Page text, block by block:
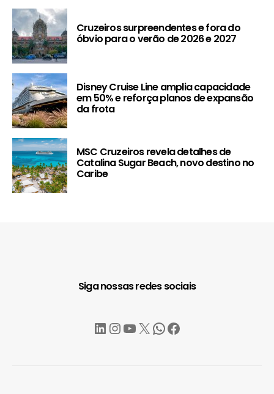
Cruzeiros surpreendentes e fora do
óbvio para o verão de 2026 e 2027
Disney Cruise Line amplia capacidade
em 50% e reforça planos de expansão
da frota
MSC Cruzeiros revela detalhes de
Catalina Sugar Beach, novo destino no
Caribe
Siga nossas redes sociais
LinkedIn
Instagram
YouTube
X WhatsApp
Facebook